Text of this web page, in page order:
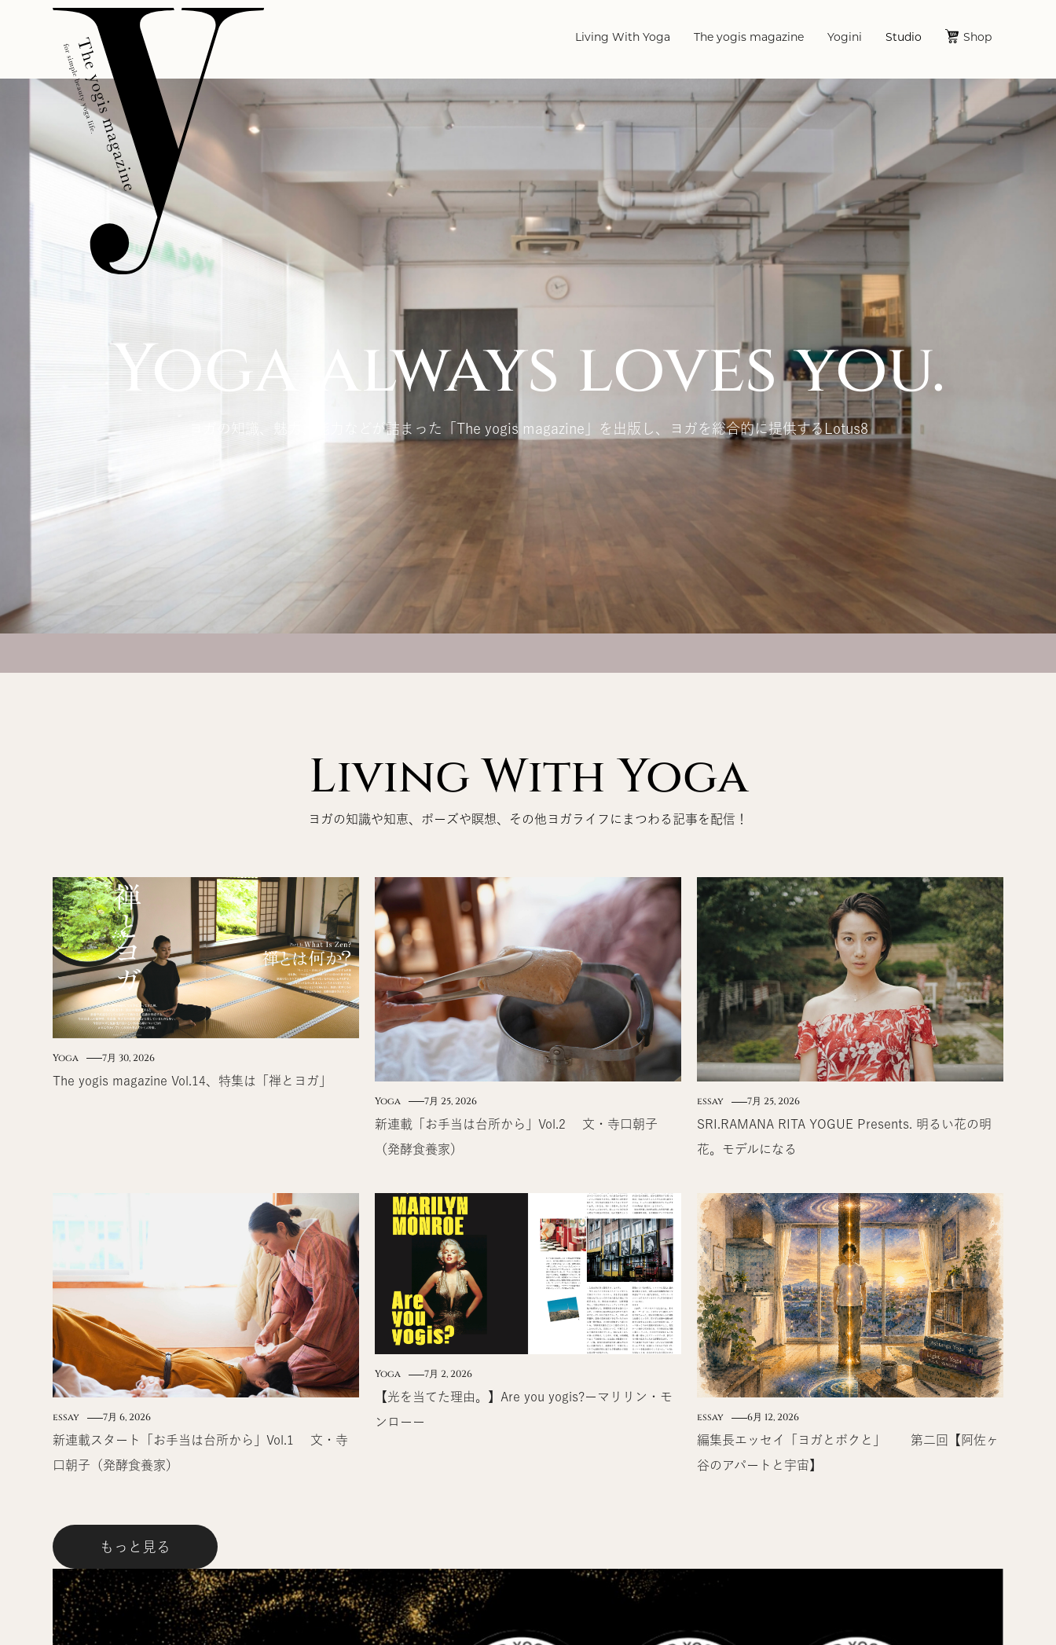
Living With Yoga The yogis magazine Yogini Studio Shop
Yoga always loves you.
ヨガの知識、魅力、能力などが詰まった「The yogis magazine」を出版し、ヨガを総合的に提供するLotus8
Living With Yoga
ヨガの知識や知恵、ポーズや瞑想、その他ヨガライフにまつわる記事を配信！
Yoga 7月 30, 2026
The yogis magazine Vol.14、特集は「禅とヨガ」
Yoga 7月 25, 2026
新連載「お手当は台所から」Vol.2 文・寺口朝子
（発酵食養家）
essay 7月 25, 2026
SRI.RAMANA RITA YOGUE Presents. 明るい花の明
花。モデルになる
essay 7月 6, 2026
新連載スタート「お手当は台所から」Vol.1 文・寺
口朝子（発酵食養家）
Yoga 7月 2, 2026
【光を当てた理由。】Are you yogis?ーマリリン・モ
ンローー
essay 6月 12, 2026
編集長エッセイ「ヨガとボクと」 第二回【阿佐ヶ
谷のアパートと宇宙】
もっと見る